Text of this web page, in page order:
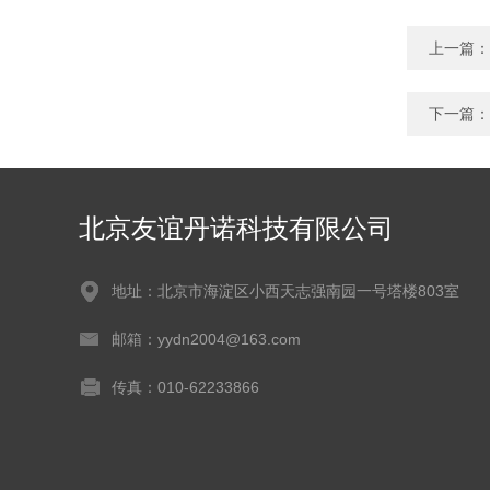
上一篇：
下一篇：
北京友谊丹诺科技有限公司
地址：北京市海淀区小西天志强南园一号塔楼803室
邮箱：yydn2004@163.com
传真：010-62233866